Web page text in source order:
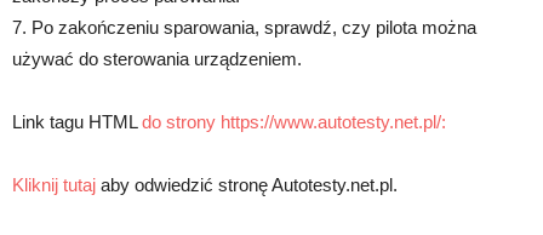
7. Po zakończeniu sparowania, sprawdź, czy pilota można
używać do sterowania urządzeniem.
Link tagu HTMLdo strony https://www.autotesty.net.pl/:
Kliknij tutaj aby odwiedzić stronę Autotesty.net.pl.